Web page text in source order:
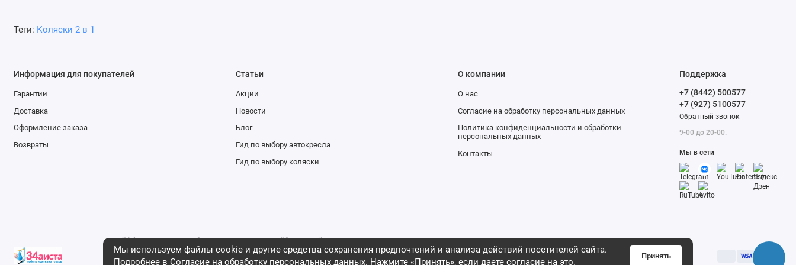
Теги: Коляски 2 в 1
Мы используем файлы cookie и другие средства сохранения предпочтений и анализа действий посетителей сайта.
Подробнее в Согласие на обработку персональных данных. Нажмите «Принять», если даете согласие на это.
Принять
Информация для покупателей
Гарантии
Доставка
Оформление заказа
Возвраты
Статьи
Акции
Новости
Блог
Гид по выбору автокресла
Гид по выбору коляски
О компании
О нас
Согласие на обработку персональных данных
Политика конфиденциальности и обработки
персональных данных
Контакты
Поддержка
+7 (8442) 500577
+7 (927) 5100577
Обратный звонок
9-00 до 20-00.
Мы в сети
34 Аиста - магазин мебели и детских товаров. Обращаем Ваше внимание на то,
что данный интернет-сайт носит исключительно информационный характер и
ни при каких условиях не является публичной офертой, определяемой